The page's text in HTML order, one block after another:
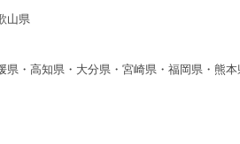
山県
・高知県・大分県・宮崎県・福岡県・熊